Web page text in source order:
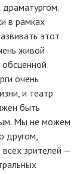
в рамках
этот
живой
очень
и театр
быть
Мы не можем
другом,
зрителей —